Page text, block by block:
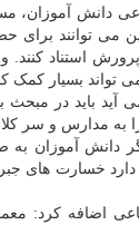
دانش آموزان،
می توانند
استناد
بسیار کمک
آید باید در مبحث
به مدارس و سر
اگر دانش
خسارت های
کرد: